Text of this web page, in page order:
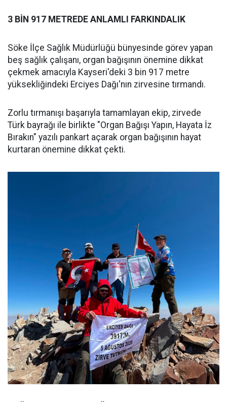
3 BİN 917 METREDE ANLAMLI FARKINDALIK
Söke İlçe Sağlık Müdürlüğü bünyesinde görev yapan
beş sağlık çalışanı, organ bağışının önemine dikkat
çekmek amacıyla Kayseri'deki 3 bin 917 metre
yüksekliğindeki Erciyes Dağı'nın zirvesine tırmandı.
Zorlu tırmanışı başarıyla tamamlayan ekip, zirvede
Türk bayrağı ile birlikte "Organ Bağışı Yapın, Hayata İz
Bırakın" yazılı pankart açarak organ bağışının hayat
kurtaran önemine dikkat çekti.